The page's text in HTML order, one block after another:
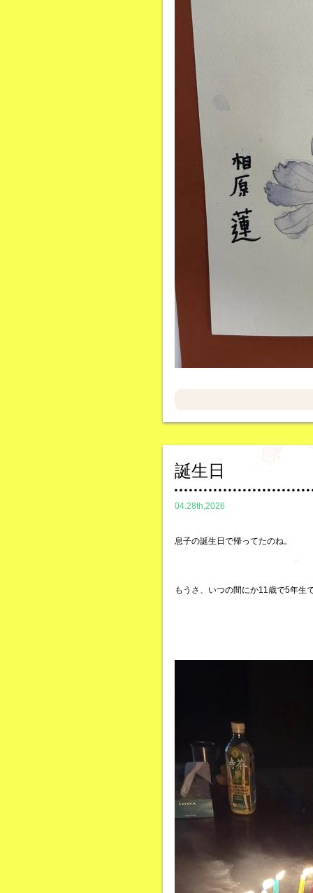
誕生日
04.28th,2026
息子の誕生日で帰ってたのね。
もうさ、いつの間にか11歳で5年生